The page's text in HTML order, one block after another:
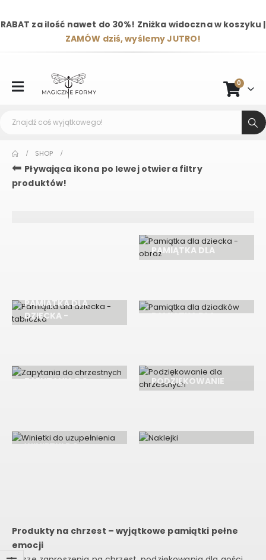
RABAT za ilość nawet do 30%! Zniżka widoczna w koszyku |
ZAMÓW dziś, wyślemy JUTRO!
0
SHOP
⬅ Pływająca ikona po lewej otwiera filtry
produktów!
PAMIĄTKA DLA
DZIECKA - OBRAZ
PAMIĄTKA DLA
DZIECKA -
TABLICZKA
PAMIĄTKA DLA
ZAPYTANIA DO
PODZIĘKOWANIE
DLA CHRZESTNYCH
WINIETKI DO
Produkty na chrzest – wyjątkowe pamiątki pełne
emocji